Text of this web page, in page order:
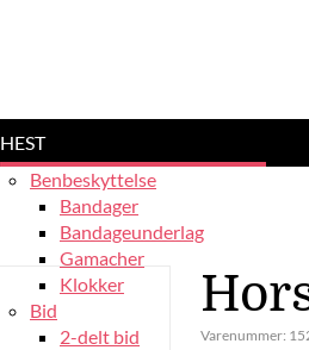
HEST
Benbeskyttelse
Bandager
Bandageunderlag
Gamacher
Klokker
Bid
2-delt bid
Varenummer: